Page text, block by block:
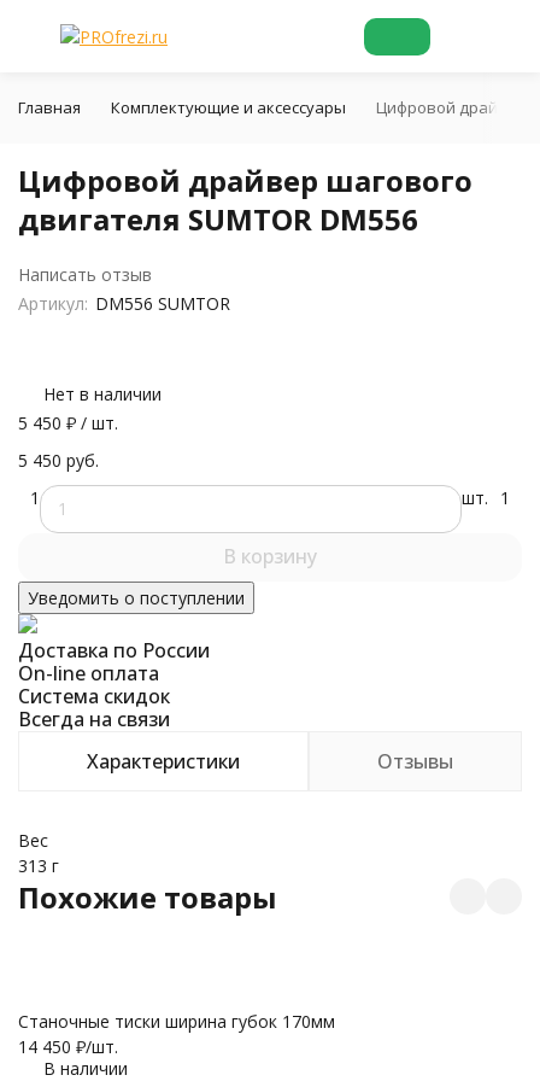
Главная Комплектующие и аксессуары Цифровой драйвер
Цифровой драйвер шагового
двигателя SUMTOR DM556
Написать отзыв
Артикул: DM556 SUMTOR
Нет в наличии
5 450 ₽ / шт.
5 450 руб.
1
шт. 1
В корзину
Уведомить о поступлении
Доставка по России
On-line оплата
Система скидок
Всегда на связи
Характеристики
Отзывы
Вес
313 г
Похожие товары
Станочные тиски ширина губок 170мм
14 450 ₽/шт.
В наличии